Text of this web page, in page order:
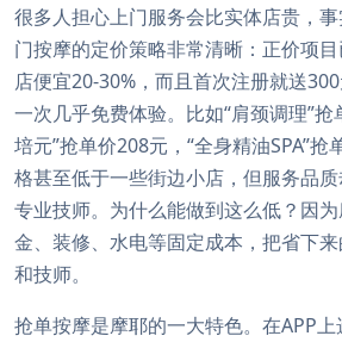
很多人担心上门服务会比实体店贵，
门按摩的定价策略非常清晰：正价项
店便宜20-30%，而且首次注册就送
一次几乎免费体验。比如“肩颈调理”抢
培元”抢单价208元，“全身精油SPA”
格甚至低于一些街边小店，但服务品
专业技师。为什么能做到这么低？因
金、装修、水电等固定成本，把省下
和技师。
抢单按摩是摩耶的一大特色。在APP上